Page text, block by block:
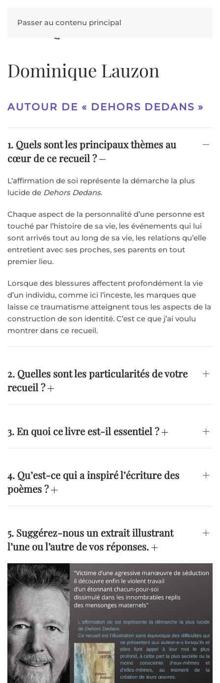
Passer au contenu principal
Dominique Lauzon
AUTOUR DE « DEHORS DEDANS »
1. Quels sont les principaux thèmes au
cœur de ce recueil ?
L’affirmation de soi représente la démarche la plus
lucide de Dehors Dedans.
Chaque aspect de la personnalité d’une personne est
touché par l’histoire de sa vie, les événements qui lui
sont arrivés tout au long de sa vie, les relations qu’elle
entretient avec ses proches, ses parents en tout
premier lieu.
Lorsque des blessures affectent profondément la vie
d’un individu, comme ici l’inceste, les marques que
laisse ce traumatisme atteignent tous les aspects de la
construction de son identité. C’est ce que j’ai voulu
montrer dans ce recueil.
2. Quelles sont les particularités de votre
recueil ?
3. En quoi ce livre est-il essentiel ?
4. Qu’est-ce qui a inspiré l’écriture des
poèmes ?
5. Suggérez-nous un extrait illustrant
l’une ou l’autre de vos réponses.